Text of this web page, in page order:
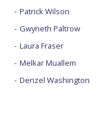
Patrick Wilson
Gwyneth Paltrow
Laura Fraser
Melkar Muallem
Denzel Washington